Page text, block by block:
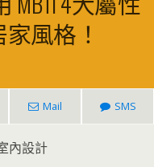
風格！
Mail SMS
內設計